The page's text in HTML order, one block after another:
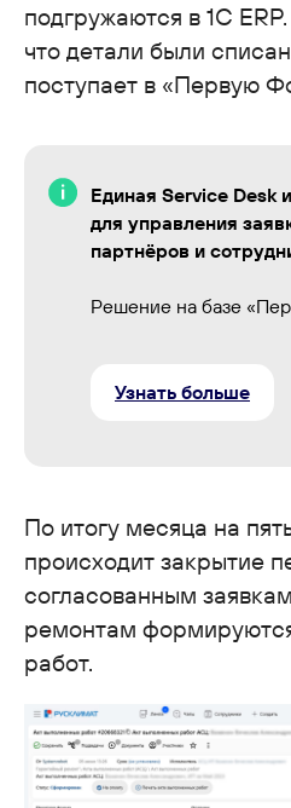
подгружаются в 1С
что детали были
поступает в «Первую
Единая Service Desk
для управления
партнёров и
Решение на базе
Узнать больше
По итогу месяца на
происходит закрытие
согласованным
ремонтам
работ.